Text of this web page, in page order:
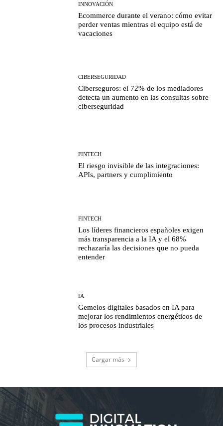
INNOVACIÓN
Ecommerce durante el verano: cómo evitar
perder ventas mientras el equipo está de
vacaciones
CIBERSEGURIDAD
Ciberseguros: el 72% de los mediadores
detecta un aumento en las consultas sobre
ciberseguridad
FINTECH
El riesgo invisible de las integraciones:
APIs, partners y cumplimiento
FINTECH
Los líderes financieros españoles exigen
más transparencia a la IA y el 68%
rechazaría las decisiones que no pueda
entender
IA
Gemelos digitales basados en IA para
mejorar los rendimientos energéticos de
los procesos industriales
Cargar más